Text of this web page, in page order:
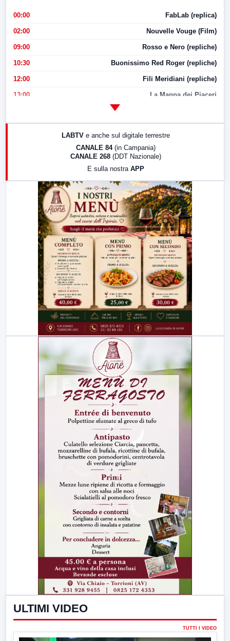
00:00 FabLab (replica)
02:00 Nouvelle Vouge (Film)
09:00 Rosso e Nero (repliche)
10:30 Buonissimo Red Roger (repliche)
12:00 Fili Meridiani (repliche)
13:00 La Mappa dei Piaceri
17:00 LabNews (replica)
LabNews (replica)
LABTV e anche sul digitale terrestre
CANALE 84 (in Campania)
CANALE 268 (DDT Nazionale)
E sulla nostra APP
ULTIMI VIDEO
TUTTI I VIDEO